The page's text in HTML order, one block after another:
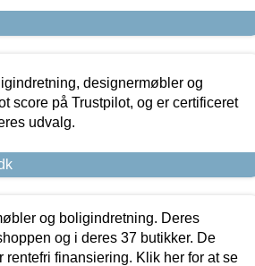
designermøbler og
score på Trustpilot, og er certificeret
udvalg.
og boligindretning. Deres
og i deres 37 butikker. De
finansiering. Klik her for at se